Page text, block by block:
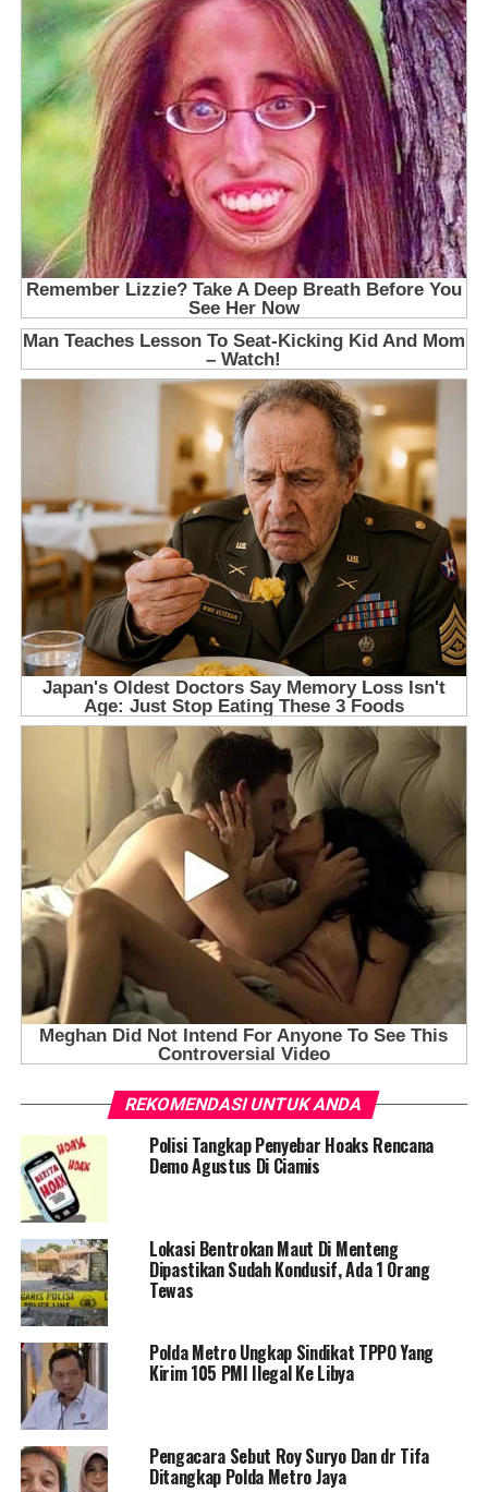
REKOMENDASI UNTUK ANDA
Polisi Tangkap Penyebar Hoaks Rencana
Demo Agustus Di Ciamis
Lokasi Bentrokan Maut Di Menteng
Dipastikan Sudah Kondusif, Ada 1 Orang
Tewas
Polda Metro Ungkap Sindikat TPPO Yang
Kirim 105 PMI Ilegal Ke Libya
Pengacara Sebut Roy Suryo Dan dr Tifa
Ditangkap Polda Metro Jaya